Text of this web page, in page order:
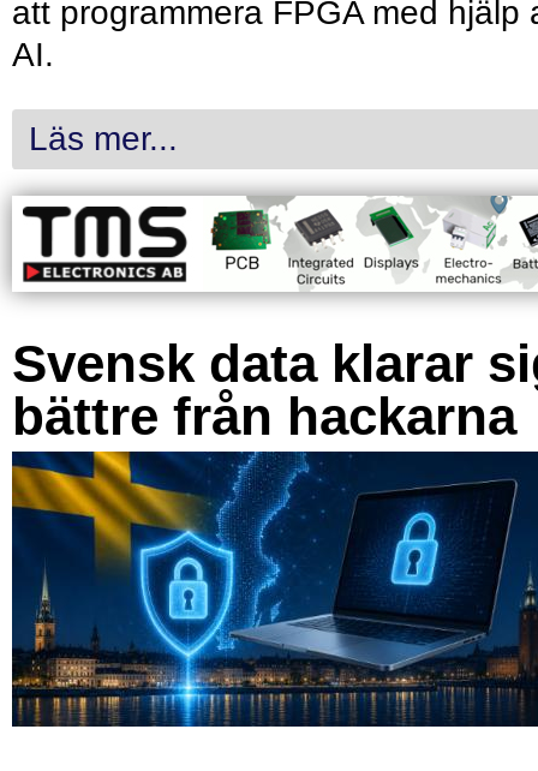
att programmera FPGA med hjälp
AI.
Läs mer...
Svensk data klarar
bättre från hackarna